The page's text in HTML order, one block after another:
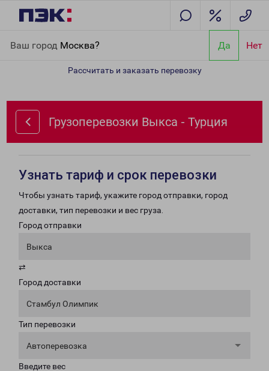
Ваш город Москва? Да Нет
Рассчитать и заказать перевозку
Грузоперевозки Выкса - Турция
Узнать тариф и срок перевозки
Чтобы узнать тариф, укажите город отправки, город
доставки, тип перевозки и вес груза.
Город отправки
Выкса
⇄
Город доставки
Стамбул Олимпик
Тип перевозки
Автоперевозка
Введите вес